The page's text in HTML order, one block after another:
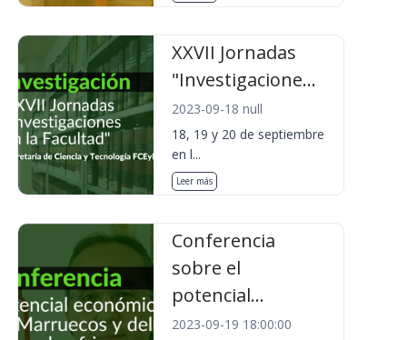
XXVII Jornadas
"Investigacione...
2023-09-18 null
18, 19 y 20 de septiembre
en l...
Leer más
Conferencia
sobre el
potencial...
2023-09-19 18:00:00